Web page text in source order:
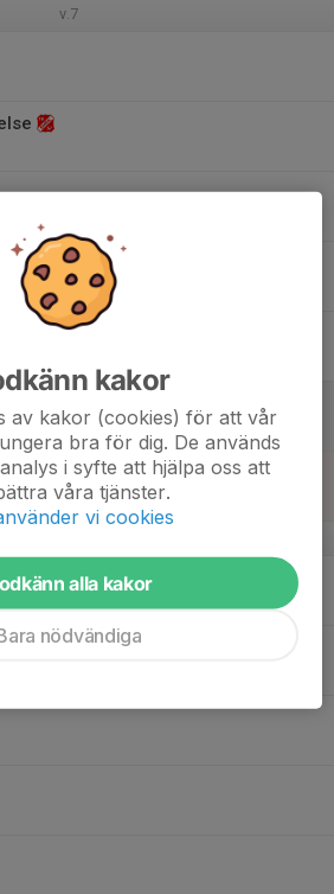
v.7
kakor
av kakor (cookies) för att vår
bra för dig. De används
i syfte att hjälpa oss att
våra tjänster.
vi cookies
alla kakor
nödvändiga